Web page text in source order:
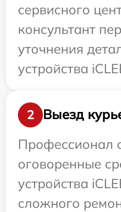
сервисного
консультант
уточнения
устройства
2
Выезд
Профессионал
оговоренные
устройства
сложного